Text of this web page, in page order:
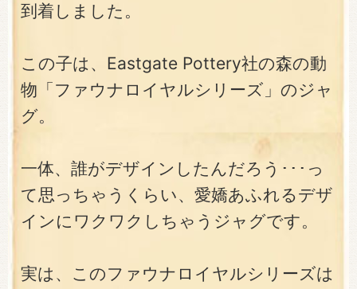
到着しました。
この子は、Eastgate Pottery社の森の動
物「ファウナロイヤルシリーズ」のジャ
グ。
一体、誰がデザインしたんだろう･･･っ
て思っちゃうくらい、愛嬌あふれるデザ
インにワクワクしちゃうジャグです。
実は、このファウナロイヤルシリーズは